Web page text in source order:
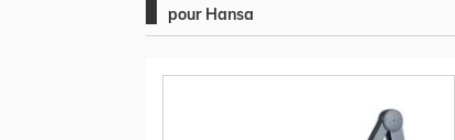
pour Hansa